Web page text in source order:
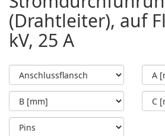
(Drahtleiter), auf
kV, 25 A